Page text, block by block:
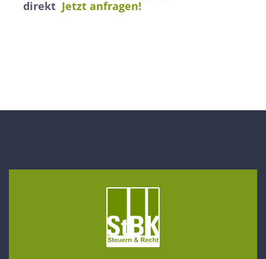
direkt Jetzt anfragen!